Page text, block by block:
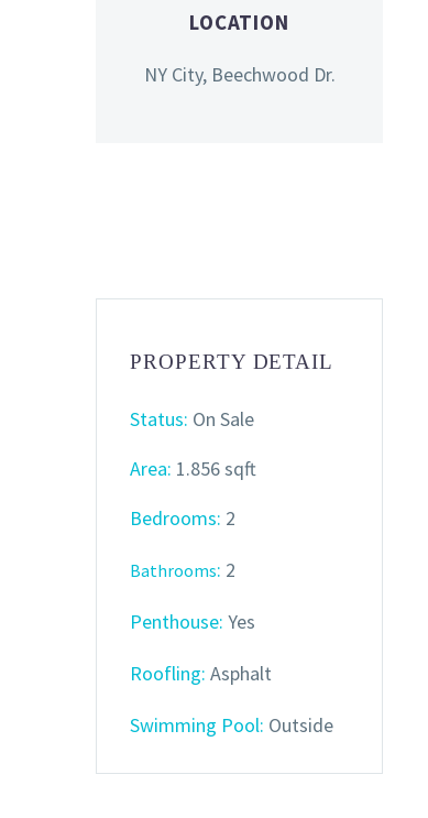
LOCATION
NY City, Beechwood Dr.
PROPERTY DETAIL
Status: On Sale
Area: 1.856 sqft
Bedrooms: 2
Bathrooms: 2
Penthouse: Yes
Roofling: Asphalt
Swimming Pool: Outside